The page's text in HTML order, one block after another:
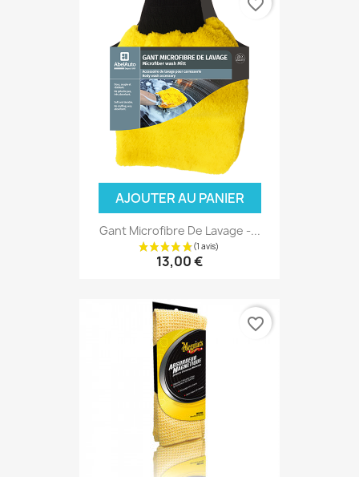
AJOUTER AU PANIER
Gant Microfibre De Lavage -...
13,00 €
favorite_border
favorite_border